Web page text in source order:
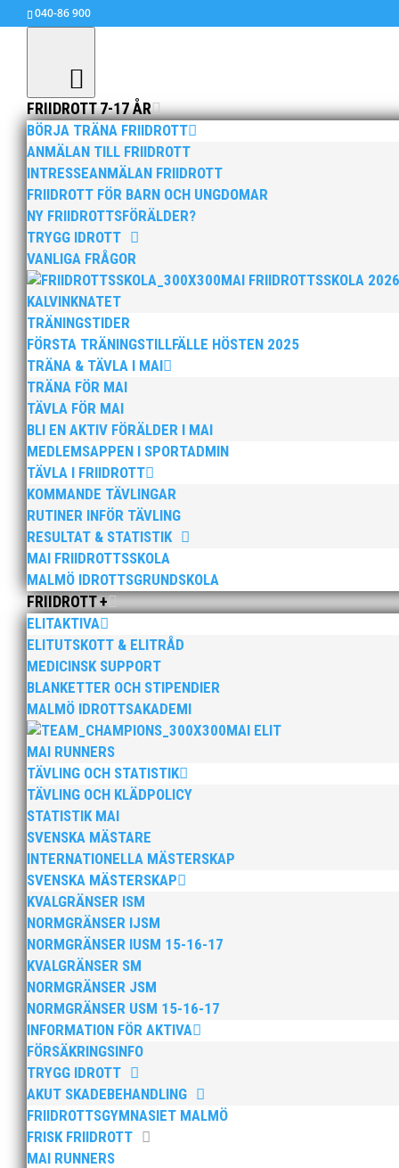
040-86 900
FRIIDROTT 7-17 ÅR
BÖRJA TRÄNA FRIIDROTT
ANMÄLAN TILL FRIIDROTT
INTRESSEANMÄLAN FRIIDROTT
FRIIDROTT FÖR BARN OCH UNGDOMAR
NY FRIIDROTTSFÖRÄLDER?
TRYGG IDROTT
VANLIGA FRÅGOR
MAI FRIIDROTTSSKOLA 2026
KALVINKNATET
TRÄNINGSTIDER
FÖRSTA TRÄNINGSTILLFÄLLE HÖSTEN 2025
TRÄNA & TÄVLA I MAI
TRÄNA FÖR MAI
TÄVLA FÖR MAI
BLI EN AKTIV FÖRÄLDER I MAI
MEDLEMSAPPEN I SPORTADMIN
TÄVLA I FRIIDROTT
KOMMANDE TÄVLINGAR
RUTINER INFÖR TÄVLING
RESULTAT & STATISTIK
MAI FRIIDROTTSSKOLA
MALMÖ IDROTTSGRUNDSKOLA
FRIIDROTT +
ELITAKTIVA
ELITUTSKOTT & ELITRÅD
MEDICINSK SUPPORT
BLANKETTER OCH STIPENDIER
MALMÖ IDROTTSAKADEMI
MAI ELIT
MAI RUNNERS
TÄVLING OCH STATISTIK
TÄVLING OCH KLÄDPOLICY
STATISTIK MAI
SVENSKA MÄSTARE
INTERNATIONELLA MÄSTERSKAP
SVENSKA MÄSTERSKAP
KVALGRÄNSER ISM
NORMGRÄNSER IJSM
NORMGRÄNSER IUSM 15-16-17
KVALGRÄNSER SM
NORMGRÄNSER JSM
NORMGRÄNSER USM 15-16-17
INFORMATION FÖR AKTIVA
FÖRSÄKRINGSINFO
TRYGG IDROTT
AKUT SKADEBEHANDLING
FRIIDROTTSGYMNASIET MALMÖ
FRISK FRIIDROTT
MAI RUNNERS
Grattis till OS-uttagningen
mar 25, 2021
Igår blev det klart att Wictor Petersson, Fanny
Vi säger GRATTIS och lycka till!
När restriktionerna äntligen lättat kunde vi
olika träningsgrupper. Att träna och träffas på det
Läs mer
Den 13 november arrangerar vi ett höstlopp med
Äntligen kan vi springa tillsammans igen! –
Efter en rafflande avslutning lyckades MAI:s
bronsmedaljen, 3.5 poäng före Hammarby IF. Laget
Thobias Montler vann Diamond League-finalen i
trean Roos I kulringen inledde Fanny Roos starkt.